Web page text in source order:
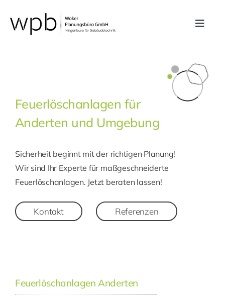
Inhalt
springen
Toggle
Unternehmen
Karriere
Kontakt
Feuerlöschanlagen für
Anderten und Umgebung
Sicherheit beginnt mit der richtigen Planung!
Wir sind Ihr Experte für maßgeschneiderte
Feuerlöschanlagen. Jetzt beraten lassen!
Kontakt Referenzen
Feuerlöschanlagen Anderten